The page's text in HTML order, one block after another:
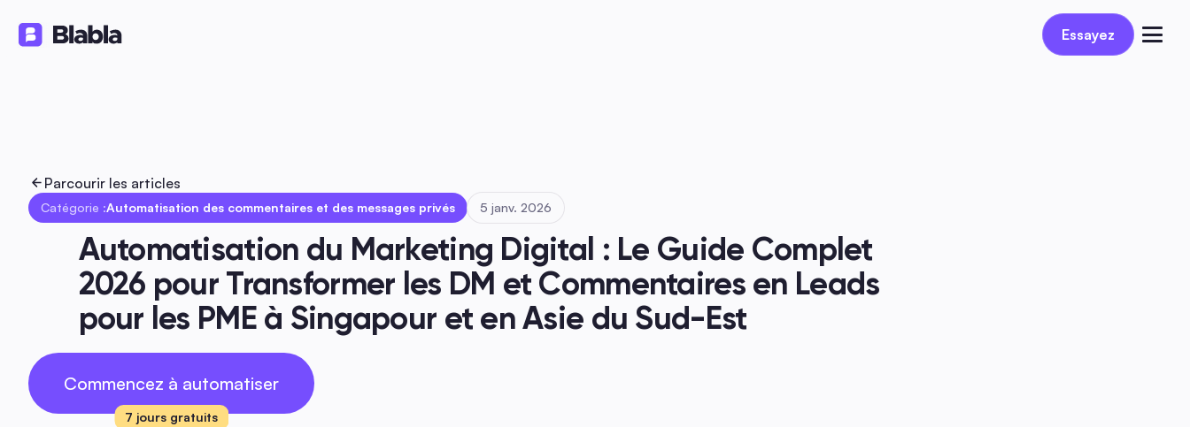
Réservez une démo
Essayez
Parcourir les articles
Catégorie :Automatisation des commentaires et des messages privés 5 janv. 2026
Automatisation du Marketing Digital : Le Guide Complet
2026 pour Transformer les DM et Commentaires en Leads
pour les PME à Singapour et en Asie du Sud-Est
Commencez à automatiser
7 jours gratuits